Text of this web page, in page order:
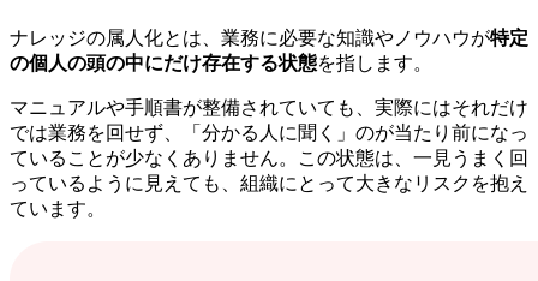
ナレッジの属人化とは、業務に必要な知識やノウハウが特定
の個人の頭の中にだけ存在する状態を指します。
マニュアルや手順書が整備されていても、実際にはそれだけ
では業務を回せず、「分かる人に聞く」のが当たり前になっ
ていることが少なくありません。この状態は、一見うまく回
っているように見えても、組織にとって大きなリスクを抱え
ています。